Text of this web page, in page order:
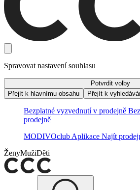
Spravovat nastavení souhlasu
Potvrdit volby
Přejít k hlavnímu obsahu
Přejít k
Bezplatné vyzvednutí v prodejně
prodejně
MODIVOclub Aplikace Najít
ŽenyMužiDěti